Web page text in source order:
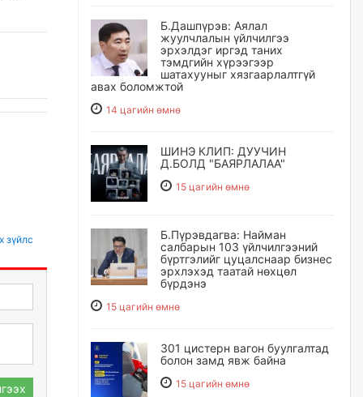
зүйлс
Б.Дашпүрэв: Аялал
жуулчлалын үйлчилгээ
эрхэлдэг иргэд таних
тэмдгийн хүрээгээр
шатахууныг хязгаарлалтгүй
авах боломжтой
14 цагийн өмнө
ШИНЭ КЛИП: ДУУЧИН
Д.БОЛД "БАЯРЛАЛАА"
15 цагийн өмнө
Б.Пүрэвдагва: Найман
салбарын 103 үйлчилгээний
бүртгэлийг цуцалснаар бизнес
эрхлэхэд таатай нөхцөл
бүрдэнэ
15 цагийн өмнө
301 цистерн вагон буулгалтад
болон замд явж байна
15 цагийн өмнө